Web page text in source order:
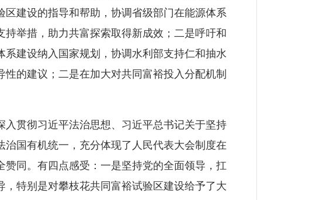
建设的指导和帮助，协调省级部门在能源体系
举措，助力共富探索取得新成效；二是呼吁和
建设纳入国家规划，协调水利部支持仁和抽水
的建议；二是在加大对共同富裕投入分配机制
贯彻习近平法治思想、习近平总书记关于坚持
国有机统一，充分体现了人民代表大会制度在
同。有四点感受：一是坚持党的全面领导，扛
特别是对攀枝花共同富裕试验区建设给予了大